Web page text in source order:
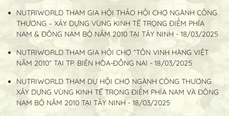
NUTRIWORLD THAM GIA HỘI THẢO HỘI CHỢ NGÀNH CÔNG
THƯƠNG – XÂY DỰNG VÙNG KINH TẾ TRỌNG ĐIỂM PHÍA
NAM & ĐÔNG NAM BỘ NĂM 2010 TẠI TÂY NINH - 18/03/2025
NUTRIWORLD THAM GIA HỘI CHỢ “TÔN VINH HÀNG VIỆT
NĂM 2010” TẠI TP. BIÊN HÒA-ĐỒNG NAI - 18/03/2025
NUTRIWORLD THAM DỰ HỘI CHỢ NGÀNH CÔNG THƯƠNG
XÂY DỰNG VÙNG KINH TẾ TRỌNG ĐIỂM PHÍA NAM VÀ ĐÔNG
NAM BỘ NĂM 2010 TẠI TÂY NINH - 18/03/2025